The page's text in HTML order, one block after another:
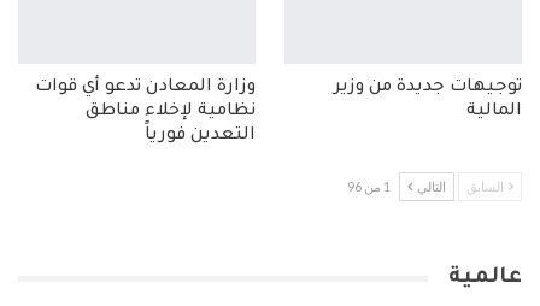
توجيهات جديدة من وزير
المالية
وزارة المعادن تدعو أي قوات
نظامية لإخلاء مناطق
التعدين فورياً
السابق التالي 1 من 96
عالمية